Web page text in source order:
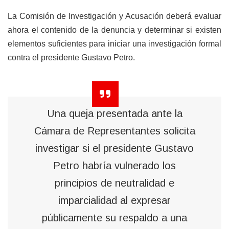
La Comisión de Investigación y Acusación deberá evaluar
ahora el contenido de la denuncia y determinar si existen
elementos suficientes para iniciar una investigación formal
contra el presidente Gustavo Petro.
Una queja presentada ante la
Cámara de Representantes solicita
investigar si el presidente Gustavo
Petro habría vulnerado los
principios de neutralidad e
imparcialidad al expresar
públicamente su respaldo a una